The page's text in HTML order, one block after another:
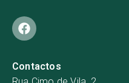
Contactos